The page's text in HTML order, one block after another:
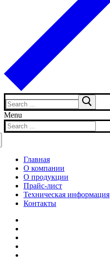
Search
for:
Menu
Search
for:
Главная
О компании
О продукции
Прайс-лист
Техническая информация
Контакты